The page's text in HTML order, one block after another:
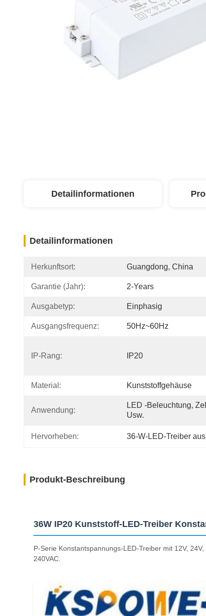
Detailinformationen
Detailinformationen
Herkunftsort: Guangdong, China
Garantie (Jahr): 2-Years
Ausgabetyp: Einphasig
Ausgangsfrequenz: 50Hz~60Hz
IP-Rang: IP20
Material: Kunststoffgehäuse
Anwendung:
LED -Beleuchtung,
Usw.
Hervorheben: 36-W-LED-Treiber
Produkt-Beschreibung
36W IP20 Kunststoff-LED-Treiber
P-Serie Konstantspannungs-LED-Treiber mit 12V,
240VAC.